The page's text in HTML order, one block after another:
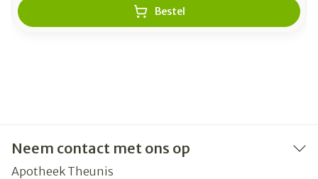
Bestel
Neem contact met ons op
Apotheek Theunis